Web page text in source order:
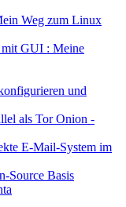
Weg zum Linux
GUI : Meine
und
als Tor Onion -
E-Mail-System im
Source Basis